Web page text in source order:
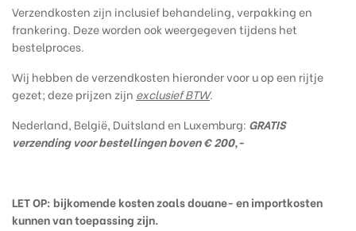
Verzendkosten zijn inclusief behandeling, verpakking en
frankering. Deze worden ook weergegeven tijdens het
bestelproces.
Wij hebben de verzendkosten hieronder voor u op een rijtje
gezet; deze prijzen zijn exclusief BTW.
Nederland, België, Duitsland en Luxemburg: GRATIS
verzending voor bestellingen boven € 200,-
LET OP: bijkomende kosten zoals douane- en importkosten
kunnen van toepassing zijn.